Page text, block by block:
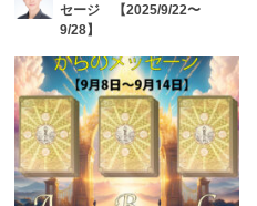
セージ 【2025/9/22〜
9/28】